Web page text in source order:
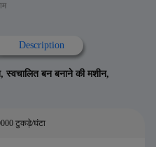
Description
, स्वचालित बन बनाने की मशीन,
टुकड़े/घंटा